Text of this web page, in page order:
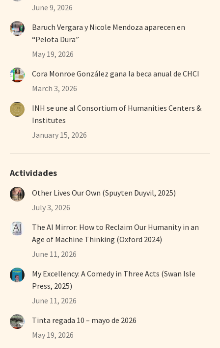
June 9, 2026
Baruch Vergara y Nicole Mendoza aparecen en
“Pelota Dura”
May 19, 2026
Cora Monroe González gana la beca anual de CHCI
March 3, 2026
INH se une al Consortium of Humanities Centers &
Institutes
January 15, 2026
Actividades
Other Lives Our Own (Spuyten Duyvil, 2025)
July 3, 2026
The AI Mirror: How to Reclaim Our Humanity in an
Age of Machine Thinking (Oxford 2024)
June 11, 2026
My Excellency: A Comedy in Three Acts (Swan Isle
Press, 2025)
June 11, 2026
Tinta regada 10 – mayo de 2026
May 19, 2026